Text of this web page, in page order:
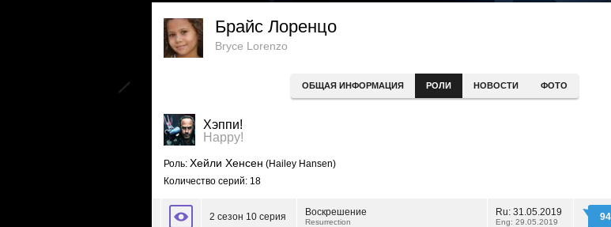
Брайс Лоренцо
Bryce Lorenzo
ОБЩАЯ ИНФОРМАЦИЯ РОЛИ НОВОСТИ ФОТО
Хэппи!
Happy!
Роль: Хейли Хенсен (Hailey Hansen)
Количество серий: 18
2 сезон 10 серия Воскрешение
Resurrection
Ru: 31.05.2019
Eng: 29.05.2019 94